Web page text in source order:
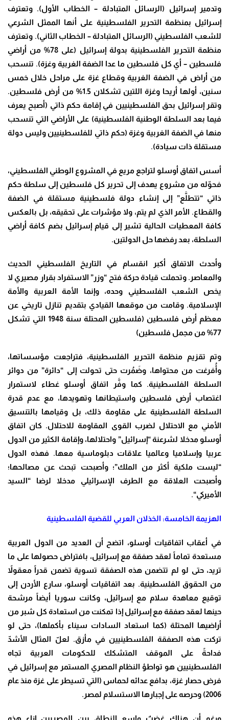
وتدمير إسرائيل (الرسائل المتبادلة – الخطاب الأول). وتعترف
إسرائيل بمنظمة التحرير الفلسطينية على أنها الممثل الشرعي
للشعب الفلسطيني (الرسائل المتبادلة – الخطاب الثاني). وتعترف
منظمة التحرير الفلسطينية بدولة إسرائيل (على 78% من أراضي
فلسطين – أي كل فلسطين ما عدا الضفة الغربية وغزة). تنسحب
من أراض في الضفة الغربية وقطاع غزة على مراحل خلال خمس
سنين، أولها أريحا وغزة اللتين تشكلان 1.5% من أرض فلسطين.
وتقر إسرائيل بحق الفلسطينيين في إقامة حكم ذاتي (أصبح يعرف
فيما بعد السلطة الوطنية الفلسطينية) على الأراضي التي تنسحب
منها في الضفة الغربية وغزة (حكم ذاتي للفلسطينيين وليس دولة
مستقلة ذات سيادة).
أسس اتفاق أوسلو لتراجع مريع في المشروع الوطني الفلسطيني،
فحوّله من مشروع يهدف إلى تحرير كل فلسطين إلى سلطة حكم
ذاتي “تتطلَّع” إلى إنشاء دولة فلسطينية مستقلة في الضفة
والقطاع. الأمر الذي لم يتم، ولا مؤشرات على تحقيقه، بل بالعكس
كافة المعطيات الحالية تشير إلى قيام إسرائيل بضم كافة أراضي
السلطة، بعد رفضها حل الدولتين.
وأحدث الاتفاق أكبر انقسام في التاريخ الفلسطيني الحديث
والمعاصر. وتحملت قيادة حركة فتح “وزر” الاستفراد بقرار مصيري لا
يخص الشعب الفلسطيني وحده، وإنما الأمة العربية والأمة
الإسلامية. وقامت من موقعها القيادي بتقديم تنازل تاريخي عن
معظم أرض فلسطين (فلسطين المحتلة سنة 1948 التي تشكل
77% من مجمل فلسطين)
وتم تقزيم منظمة التحرير الفلسطينية، فتراجعت مؤسساتها،
وأُفرغت من محتواها، وضَمُرت حتى تحولت إلى “دائرة” من دوائر
السلطة الفلسطينية. كما وفَّر اتفاق أوسلو غطاء لاستمرار
اغتصاب أرض فلسطين واستيطانها وتهويدها، مع عدم قدرة
السلطة الفلسطينية على مقاومة ذلك، بل وقيامها بالتنسيق
الأمني مع الاحتلال لضرب القوى المقاومة للاحتلال. كان اتفاق
أوسلو مدخلا لشرعنة “إسرائيل” واحتلالها، وإقامة الكثير من الدول
عربيا وإسلاميا وعالميا علاقات دبلوماسية معها. فهذه الدول
“ليست ملكية أكثر من الملك”؛ وأصبحت تبحث عن مصالحها؛
وأصبحت العلاقة مع الطرف الإسرائيلي مدخلا لرضا “السيد
الأميركي“.
الهزيمة الخامسة: الخذلان العربي للقضية الفلسطينية
في أعقاب اتفاقيات أوسلو، اتضح أن العديد من الدول العربية
مستعدة تماماً لعقد صفقة مع إسرائيل، بافتراض حصولها على ما
تريد، حتى لو لم تتضمن هذه الصفقة تسوية تضمن قدراً معقولاً
من الحقوق الفلسطينية. بعد اتفاقيات أوسلو، سارع الأردن إلى
توقيع معاهدة سلام مع إسرائيل، وكانت سوريا أيضاً مرشحة
حينها لعقد صفقة مع إسرائيل إذا تمكنت من استعادة كل شبر من
أراضيها المحتلة (كما استعاد السادات سيناء بأكملها)، حتى لو
تركت هذه الصفقة الفلسطينيين في مأزق. لعلّ المثال الأشدّ
فداحةً على الموقف المتشكك للحكومات العربية تجاه
الفلسطينيين هو تواطؤ النظام المصري المستمر مع إسرائيل في
فرض حصار غزة، بدافع عدائه لحماس (التي تسيطر على غزة منذ عام
2006) وحرصه على إجبارها الاستسلام لمصر
.